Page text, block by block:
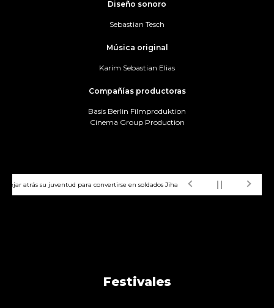
Diseño sonoro
Sebastian Tesch
Música original
Karim Sebastian Elias
Compañías productoras
Basis Berlin Filmproduktion
Cinema Group Production
atrás su juventud para convertirse en soldados Jihad" ZOOMF7 - "De padres e
Festivales